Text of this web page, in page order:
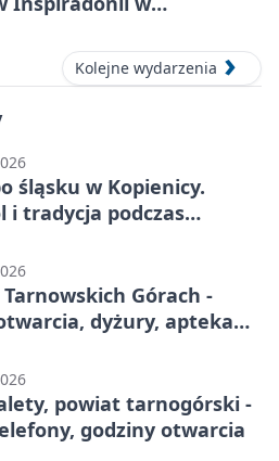
Kolejne wydarzenia
śląsku w Kopienicy.
i tradycja podczas
Górach -
dyżury, apteka
powiat tarnogórski -
godziny otwarcia